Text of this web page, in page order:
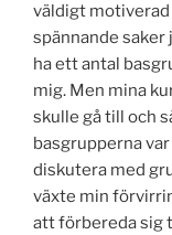
väldigt motiverad
spännande saker
ha ett antal
mig. Men mina
skulle gå till och
basgrupperna
diskutera med
växte min
att förbereda sig